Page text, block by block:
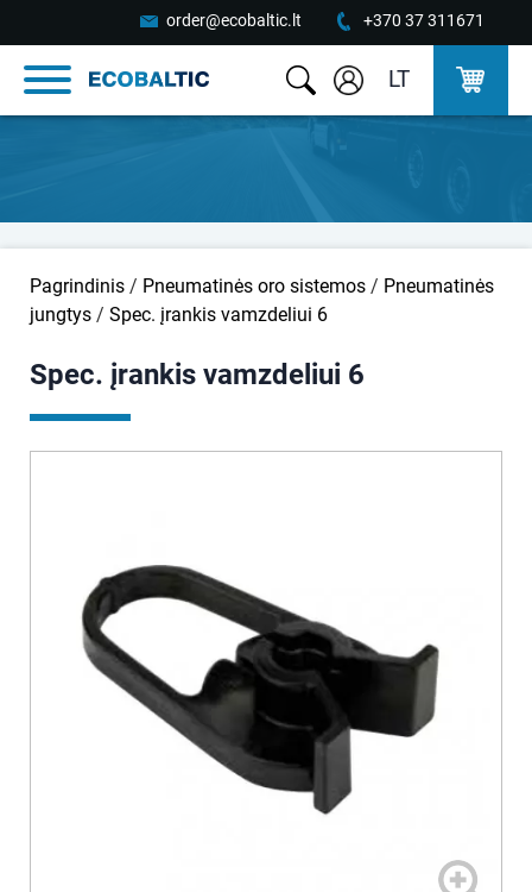
order@ecobaltic.lt +370 37 311671
LT
Pagrindinis / Pneumatinės oro sistemos / Pneumatinės
jungtys / Spec. įrankis vamzdeliui 6
Spec. įrankis vamzdeliui 6